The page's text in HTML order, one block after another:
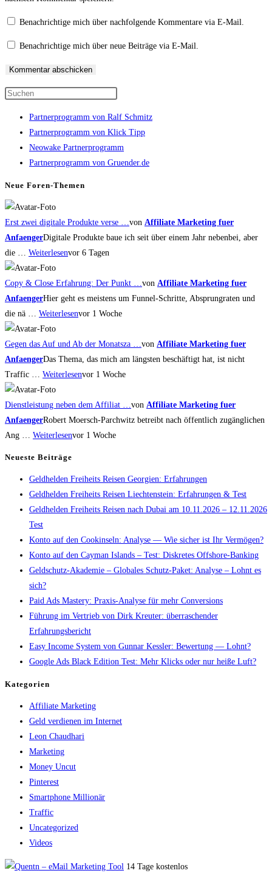
Kommentieren
zum
ein
ein Benachrichtige mich über nachfolgende Kommentare via E-Mail.
Benachrichtige mich über neue Beiträge via E-Mail.
to
close
the
search
Partnerprogramm von Ralf Schmitz
Partnerprogramm von Klick Tipp
Neowake Partnerprogramm
Partnerprogramm von Gruender.de
Neue Foren-Themen
Erst zwei digitale Produkte verse … von Affiliate Marketing fuer
AnfaengerDigitale Produkte baue ich seit über einem Jahr nebenbei, aber
die … Weiterlesenvor 6 Tagen
Copy & Close Erfahrung: Der Punkt … von Affiliate Marketing fuer
AnfaengerHier geht es meistens um Funnel-Schritte, Absprungraten und
die nä … Weiterlesenvor 1 Woche
Gegen das Auf und Ab der Monatsza … von Affiliate Marketing fuer
AnfaengerDas Thema, das mich am längsten beschäftigt hat, ist nicht
Traffic … Weiterlesenvor 1 Woche
Dienstleistung neben dem Affiliat … von Affiliate Marketing fuer
AnfaengerRobert Moersch-Parchwitz betreibt nach öffentlich zugänglichen
Ang … Weiterlesenvor 1 Woche
Neueste Beiträge
Geldhelden Freiheits Reisen Georgien: Erfahrungen
Geldhelden Freiheits Reisen Liechtenstein: Erfahrungen & Test
Geldhelden Freiheits Reisen nach Dubai am 10.11.2026 – 12.11.2026
Test
Konto auf den Cookinseln: Analyse — Wie sicher ist Ihr Vermögen?
Konto auf den Cayman Islands – Test: Diskretes Offshore-Banking
Geldschutz-Akademie – Globales Schutz-Paket: Analyse – Lohnt es
sich?
Paid Ads Mastery: Praxis-Analyse für mehr Conversions
Führung im Vertrieb von Dirk Kreuter: überraschender
Erfahrungsbericht
Easy Income System von Gunnar Kessler: Bewertung — Lohnt?
Google Ads Black Edition Test: Mehr Klicks oder nur heiße Luft?
Kategorien
Affiliate Marketing
Geld verdienen im Internet
Leon Chaudhari
Marketing
Money Uncut
Pinterest
Smartphone Millionär
Traffic
Uncategorized
Videos
14 Tage kostenlos